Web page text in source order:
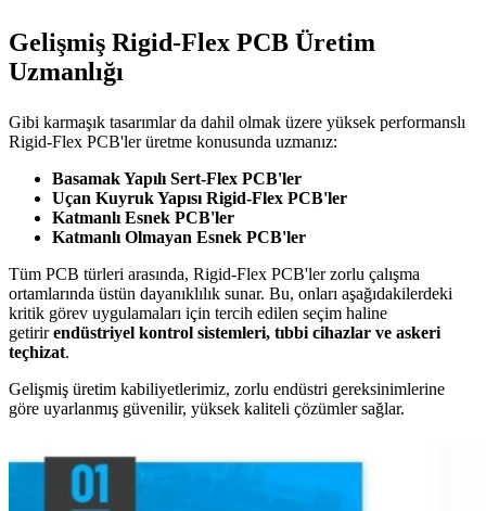
Gelişmiş Rigid-Flex PCB Üretim
Uzmanlığı
Gibi karmaşık tasarımlar da dahil olmak üzere yüksek performanslı
Rigid-Flex PCB'ler üretme konusunda uzmanız:
Basamak Yapılı Sert-Flex PCB'ler
Uçan Kuyruk Yapısı Rigid-Flex PCB'ler
Katmanlı Esnek PCB'ler
Katmanlı Olmayan Esnek PCB'ler
Tüm PCB türleri arasında, Rigid-Flex PCB'ler zorlu çalışma
ortamlarında üstün dayanıklılık sunar. Bu, onları aşağıdakilerdeki
kritik görev uygulamaları için tercih edilen seçim haline
getirir endüstriyel kontrol sistemleri, tıbbi cihazlar ve askeri
teçhizat.
Gelişmiş üretim kabiliyetlerimiz, zorlu endüstri gereksinimlerine
göre uyarlanmış güvenilir, yüksek kaliteli çözümler sağlar.